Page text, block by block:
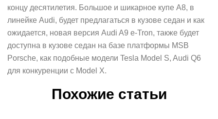
концу десятилетия. Большое и шикарное купе A8, в
линейке Audi, будет предлагаться в кузове седан и как
ожидается, новая версия Audi A9 е-Tron, также будет
доступна в кузове седан на базе платформы MSB
Porsche, как подобные модели Tesla Model S, Audi Q6
для конкуренции с Model X.
Похожие статьи